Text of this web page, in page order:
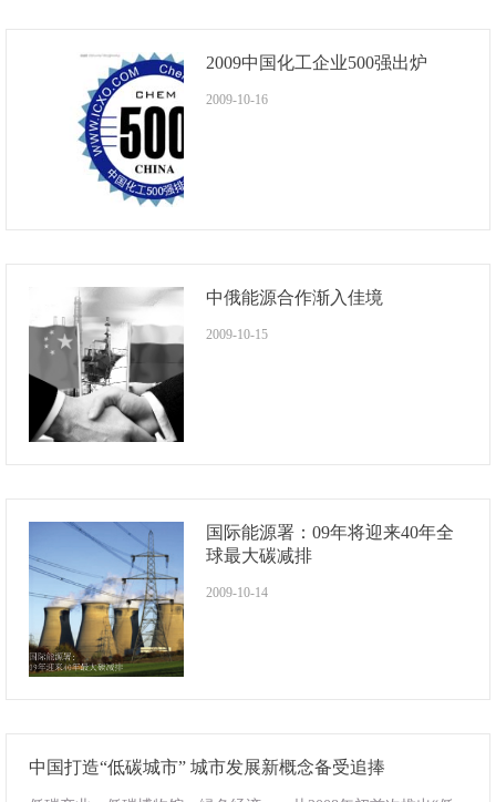
2009中国化工企业500强出炉
2009-10-16
中俄能源合作渐入佳境
2009-10-15
国际能源署：09年将迎来40年全
球最大碳减排
2009-10-14
中国打造“低碳城市” 城市发展新概念备受追捧